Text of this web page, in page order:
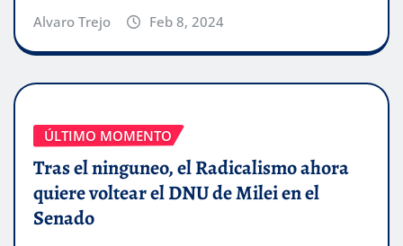
Alvaro Trejo Feb 8, 2024
ÚLTIMO MOMENTO
Tras el ninguneo, el Radicalismo ahora
quiere voltear el DNU de Milei en el
Senado